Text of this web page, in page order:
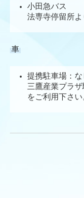
小田急バス
法専寺停留所
車
提携駐車場：な
三鷹産業プラ
をご利用下さい